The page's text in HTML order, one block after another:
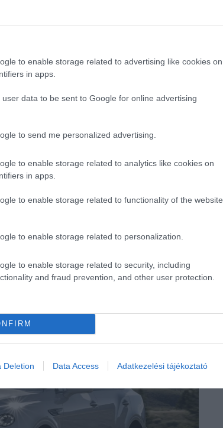
to enable storage related to advertising like cookies on
in apps.
data to be sent to Google for online advertising
to send me personalized advertising.
to enable storage related to analytics like cookies on
in apps.
to enable storage related to functionality of the website
to enable storage related to personalization.
to enable storage related to security, including
and fraud prevention, and other user protection.
Deletion Data Access Adatkezelési tájékoztató
Bentley
hogy némi arculatváltással, ennek
új logója több ponton is